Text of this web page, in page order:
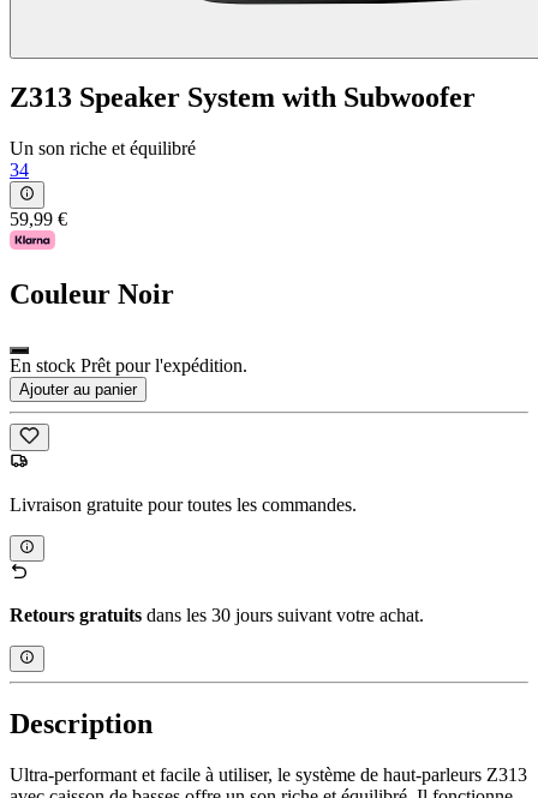
Z313 Speaker System with Subwoofer
Un son riche et équilibré
34
59,99 €
Couleur Noir
En stock Prêt pour l'expédition.
Ajouter au panier
Livraison gratuite pour toutes les commandes.
Retours gratuits dans les 30 jours suivant votre achat.
Description
Ultra-performant et facile à utiliser, le système de haut-parleurs Z313